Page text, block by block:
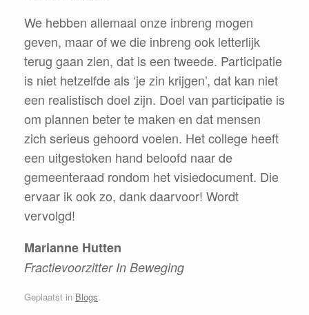
We hebben allemaal onze inbreng mogen
geven, maar of we die inbreng ook letterlijk
terug gaan zien, dat is een tweede. Participatie
is niet hetzelfde als ‘je zin krijgen’, dat kan niet
een realistisch doel zijn. Doel van participatie is
om plannen beter te maken en dat mensen
zich serieus gehoord voelen. Het college heeft
een uitgestoken hand beloofd naar de
gemeenteraad rondom het visiedocument. Die
ervaar ik ook zo, dank daarvoor! Wordt
vervolgd!
Marianne Hutten
Fractievoorzitter In Beweging
Geplaatst in Blogs.